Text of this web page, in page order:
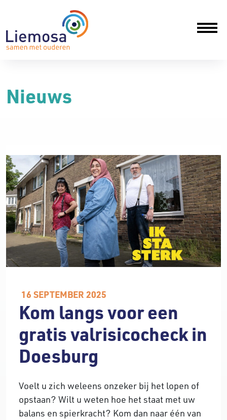
Nieuws
16 SEPTEMBER 2025
Kom langs voor een
gratis valrisicocheck in
Doesburg
Voelt u zich weleens onzeker bij het lopen of
opstaan? Wilt u weten hoe het staat met uw
balans en spierkracht? Kom dan naar één van